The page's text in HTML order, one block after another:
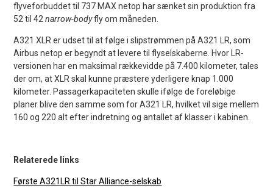
flyveforbuddet til 737 MAX netop har sænket sin produktion fra
52 til 42narrow-bodyfly om måneden.
A321 XLR er udset til at følge i slipstrømmen på A321 LR, som
Airbus netop er begyndt at levere til flyselskaberne. Hvor LR-
versionen har en maksimal rækkevidde på 7.400 kilometer, tales
der om, at XLR skal kunne præstere yderligere knap 1.000
kilometer. Passagerkapaciteten skulle ifølge de foreløbige
planer blive den samme som for A321 LR, hvilket vil sige mellem
160 og 220 alt efter indretning og antallet af klasser i kabinen.
Relaterede links
Første A321LR til Star Alliance-selskab